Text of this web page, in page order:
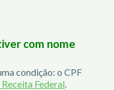
com nome
condição: o CPF
Federal.